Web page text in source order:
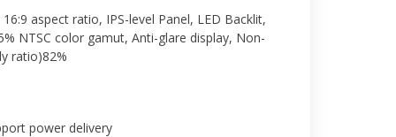
aspect ratio, IPS-level Panel, LED Backlit,
NTSC color gamut, Anti-glare display, Non-
ratio)82%
power delivery